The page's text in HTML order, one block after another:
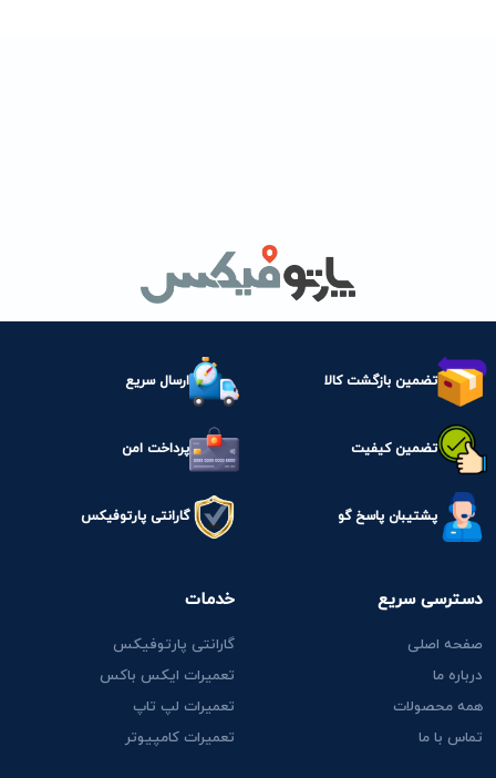
تضمین بازگشت کالا ارسال سریع
تضمین کیفیت پرداخت امن
پشتیبان پاسخ گو گارانتی پارتوفیکس
دسترسی سریع
صفحه اصلی
درباره ما
همه محصولات
تماس با ما
خدمات
گارانتی پارتوفیکس
تعمیرات ایکس باکس
تعمیرات لپ تاپ
تعمیرات کامپیوتر